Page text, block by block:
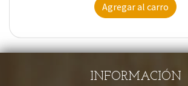
Agregar al carro
INFORMACIÓN